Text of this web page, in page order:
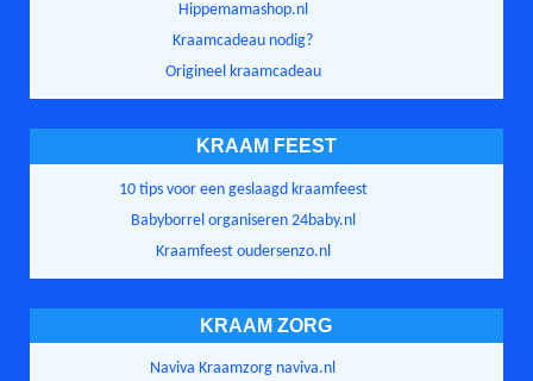
Hippemamashop.nl
Kraamcadeau nodig?
Origineel kraamcadeau
KRAAM FEEST
10 tips voor een geslaagd kraamfeest
Babyborrel organiseren 24baby.nl
Kraamfeest oudersenzo.nl
KRAAM ZORG
Naviva Kraamzorg naviva.nl